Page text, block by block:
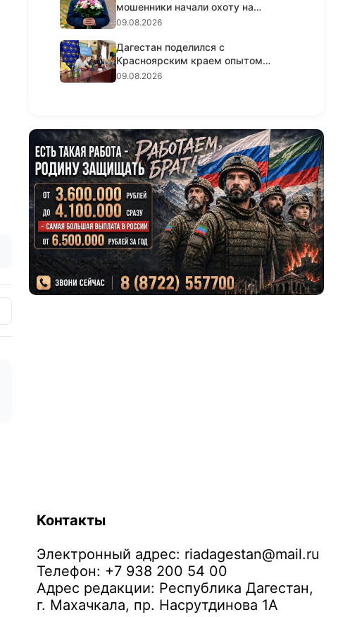
мошенники начали охоту на
родителей...
09.08.2026
Дагестан поделился с
Красноярским краем опытом
проведения ко...
09.08.2026
Контакты
Электронный адрес: riadagestan@mail.ru
Телефон: +7 938 200 54 00
Адрес редакции: Республика Дагестан,
г. Махачкала, пр. Насрутдинова 1А